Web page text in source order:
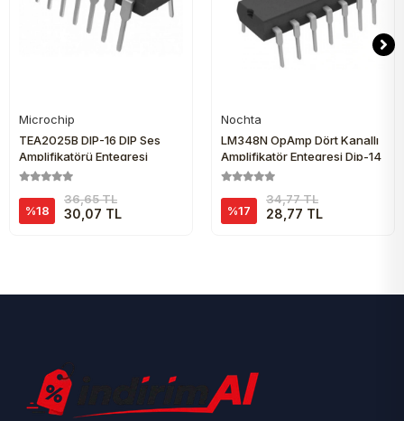
Microchip
TEA2025B DIP-16 DIP Ses
Amplifikatörü Entegresi
%18
36,65 TL
30,07 TL
Nochta
LM348N OpAmp Dört Kanallı
Amplifikatör Entegresi Dip-14
%17
34,77 TL
28,77 TL